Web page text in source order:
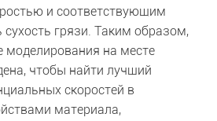
и соответствующим
грязи. Таким образом,
моделирования на месте
чтобы найти лучший
скоростей в
материала,